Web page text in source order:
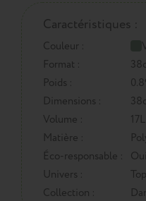
Caractéristiques :
Couleur :
Format :
Poids :
Dimensions :
Volume :
17L
Matière :
Éco-responsable :
Oui
Univers :
Collection :